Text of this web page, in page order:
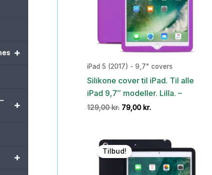
+
+
+
iPad 5 (2017) - 9,7" covers
Silikone cover til iPad. Til alle
iPad 9,7″ modeller. Lilla. –
129,00kr. Den
129,00 kr..
79,00 kr.
79,00 kr..
Tilbud!